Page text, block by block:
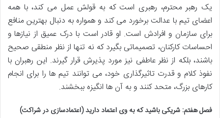
یک رهبر محترم، رهبری است که به قولش عمل می کند، با همه
اعضای تیم با عدالت برخورد می کند و همواره به دنبال بهترین منافع
برای سازمان و افرادش است. او قادر است با درک عمیق از نیازها و
احساسات کارکنان، تصمیماتی بگیرد که نه تنها از نظر منطقی صحیح
باشند، بلکه از نظر عاطفی نیز مورد پذیرش قرار گیرند. این رهبران با
نفوذ کلام و قدرت تاثیرگذاری خود، می توانند تیم ها را برای انجام
کارهای بزرگ، متحد کنند و به آن ها انگیزه ببخشند.
فصل هفتم: شریکی باشید که به وی اعتماد دارید (اعتمادسازی در شراکت)